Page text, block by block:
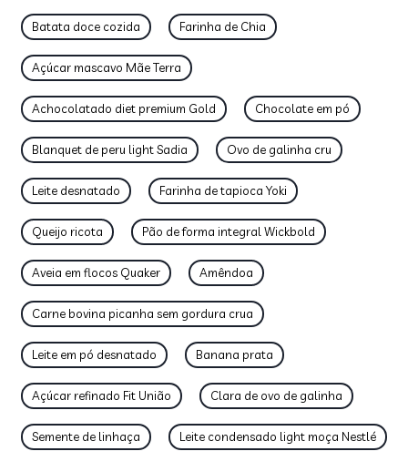
Batata doce cozida Farinha de Chia
Açúcar mascavo Mãe Terra
Achocolatado diet premium Gold Chocolate em pó
Blanquet de peru light Sadia Ovo de galinha cru
Leite desnatado Farinha de tapioca Yoki
Queijo ricota Pão de forma integral Wickbold
Aveia em flocos Quaker Amêndoa
Carne bovina picanha sem gordura crua
Leite em pó desnatado Banana prata
Açúcar refinado Fit União Clara de ovo de galinha
Semente de linhaça Leite condensado light moça Nestlé